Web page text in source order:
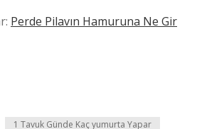
Perde Pilavın Hamuruna Ne Gir
1 Tavuk Günde Kaç yumurta Yapar